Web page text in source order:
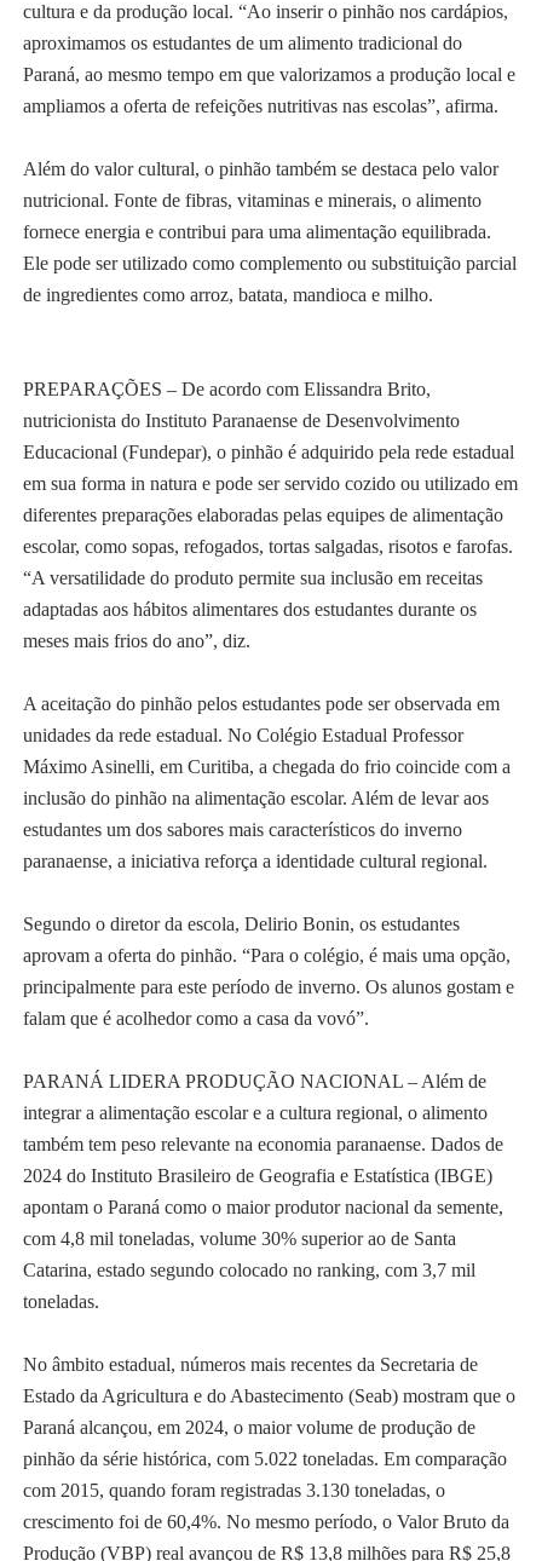
cultura e da produção local. “Ao inserir o pinhão nos cardápios,
aproximamos os estudantes de um alimento tradicional do
Paraná, ao mesmo tempo em que valorizamos a produção local e
ampliamos a oferta de refeições nutritivas nas escolas”, afirma.
Além do valor cultural, o pinhão também se destaca pelo valor
nutricional. Fonte de fibras, vitaminas e minerais, o alimento
fornece energia e contribui para uma alimentação equilibrada.
Ele pode ser utilizado como complemento ou substituição parcial
de ingredientes como arroz, batata, mandioca e milho.
PREPARAÇÕES – De acordo com Elissandra Brito,
nutricionista do Instituto Paranaense de Desenvolvimento
Educacional (Fundepar), o pinhão é adquirido pela rede estadual
em sua forma in natura e pode ser servido cozido ou utilizado em
diferentes preparações elaboradas pelas equipes de alimentação
escolar, como sopas, refogados, tortas salgadas, risotos e farofas.
“A versatilidade do produto permite sua inclusão em receitas
adaptadas aos hábitos alimentares dos estudantes durante os
meses mais frios do ano”, diz.
A aceitação do pinhão pelos estudantes pode ser observada em
unidades da rede estadual. No Colégio Estadual Professor
Máximo Asinelli, em Curitiba, a chegada do frio coincide com a
inclusão do pinhão na alimentação escolar. Além de levar aos
estudantes um dos sabores mais característicos do inverno
paranaense, a iniciativa reforça a identidade cultural regional.
Segundo o diretor da escola, Delirio Bonin, os estudantes
aprovam a oferta do pinhão. “Para o colégio, é mais uma opção,
principalmente para este período de inverno. Os alunos gostam e
falam que é acolhedor como a casa da vovó”.
PARANÁ LIDERA PRODUÇÃO NACIONAL – Além de
integrar a alimentação escolar e a cultura regional, o alimento
também tem peso relevante na economia paranaense. Dados de
2024 do Instituto Brasileiro de Geografia e Estatística (IBGE)
apontam o Paraná como o maior produtor nacional da semente,
com 4,8 mil toneladas, volume 30% superior ao de Santa
Catarina, estado segundo colocado no ranking, com 3,7 mil
toneladas.
No âmbito estadual, números mais recentes da Secretaria de
Estado da Agricultura e do Abastecimento (Seab) mostram que o
Paraná alcançou, em 2024, o maior volume de produção de
pinhão da série histórica, com 5.022 toneladas. Em comparação
com 2015, quando foram registradas 3.130 toneladas, o
crescimento foi de 60,4%. No mesmo período, o Valor Bruto da
Produção (VBP) real avançou de R$ 13,8 milhões para R$ 25,8